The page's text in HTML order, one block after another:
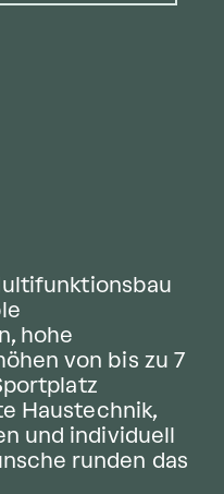
hohe
von bis zu 7
Haustechnik,
und individuell
runden das